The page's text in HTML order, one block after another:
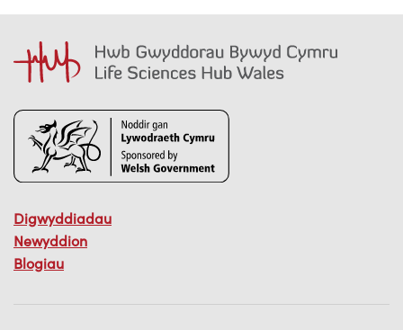
Digwyddiadau
Newyddion
Blogiau